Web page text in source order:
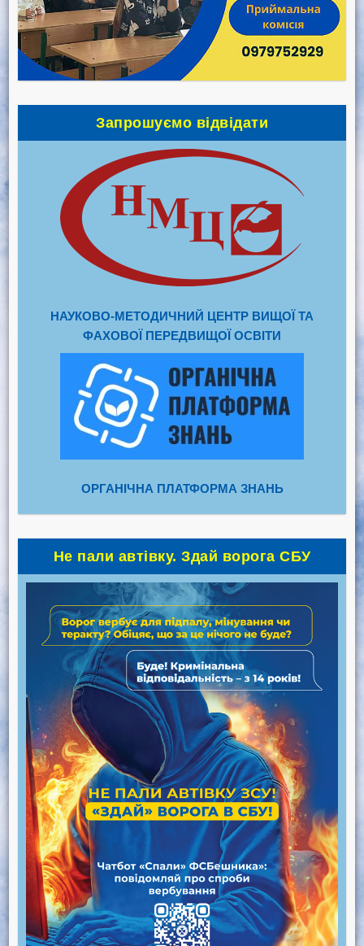
Запрошуємо відвідати
НАУКОВО-МЕТОДИЧНИЙ ЦЕНТР ВИЩОЇ ТА
ФАХОВОЇ ПЕРЕДВИЩОЇ ОСВІТИ
ОРГАНІЧНА ПЛАТФОРМА ЗНАНЬ
Не пали автівку. Здай ворога СБУ